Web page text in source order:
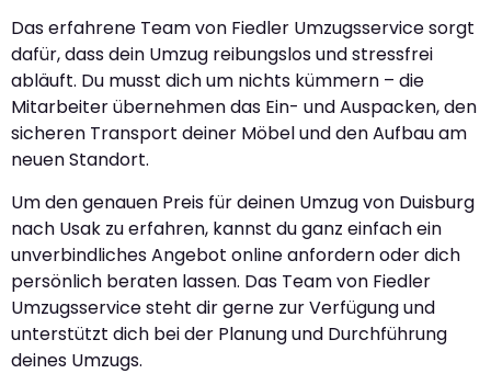
Das erfahrene Team von Fiedler Umzugsservice sorgt
dafür, dass dein Umzug reibungslos und stressfrei
abläuft. Du musst dich um nichts kümmern – die
Mitarbeiter übernehmen das Ein- und Auspacken, den
sicheren Transport deiner Möbel und den Aufbau am
neuen Standort.
Um den genauen Preis für deinen Umzug von Duisburg
nach Usak zu erfahren, kannst du ganz einfach ein
unverbindliches Angebot online anfordern oder dich
persönlich beraten lassen. Das Team von Fiedler
Umzugsservice steht dir gerne zur Verfügung und
unterstützt dich bei der Planung und Durchführung
deines Umzugs.